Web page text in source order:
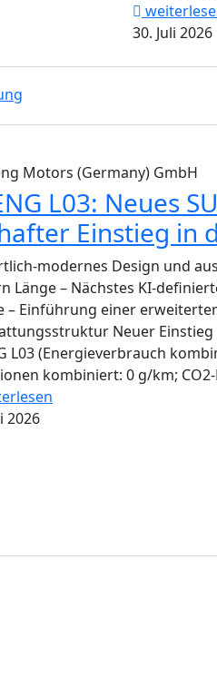
30. Juli 2026
Motors (Germany) GmbH
L03: Neues
Einstieg in
modernes Design und
Länge – Nächstes KI-
– Einführung einer
Neuer Einstieg
L03 (Energieverbrauch
kombiniert: 0 g/km; CO2-
2026